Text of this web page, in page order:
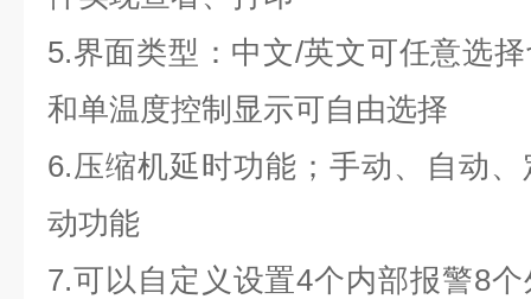
5.界面类型：中文/英文可任意选
和单温度控制显示可自由选择
6.压缩机延时功能；手动、自动
动功能
7.可以自定义设置4个内部报警8